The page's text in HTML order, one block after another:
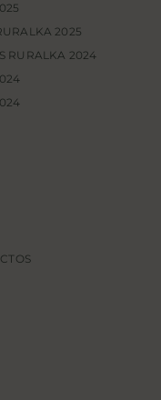
2025
RURALKA 2024